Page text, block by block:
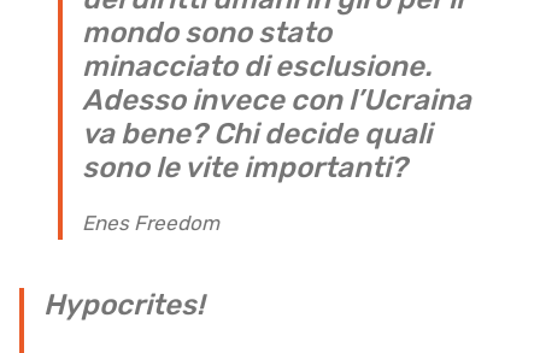
mondo sono stato
minacciato di esclusione.
Adesso invece con l’Ucraina
va bene? Chi decide quali
sono le vite importanti?
Enes Freedom
Hypocrites!